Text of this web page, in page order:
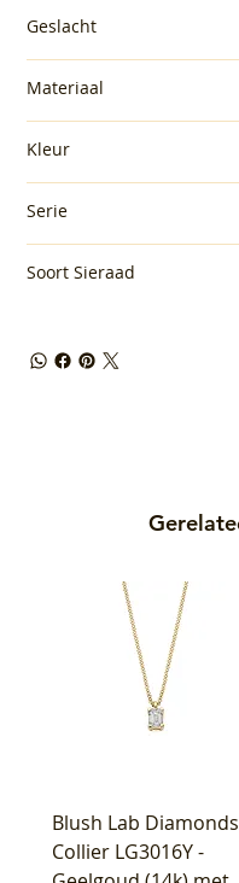
Geslacht
Materiaal
Kleur
Serie
Soort Sieraad
Blush Lab Diamonds
Collier LG3016Y -